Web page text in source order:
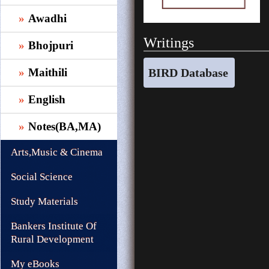
Awadhi
Bhojpuri
Maithili
English
Notes(BA,MA)
Arts,Music & Cinema
Social Science
Study Materials
Bankers Institute Of
Rural Development
My eBooks
Writings
BIRD Database